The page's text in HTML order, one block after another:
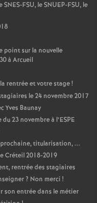
SNES-FSU, leSNUEP-FSU, le
point sur la nouvelle
à Arcueil
rentrée et votre stage!
le 24 novembre 2017
Yves Baunay
23 novembre à l’ESPE
titularisation, ...
Créteil 2018-2019
rentrée des stagiaires
? Non merci !
son entrée dans le métier